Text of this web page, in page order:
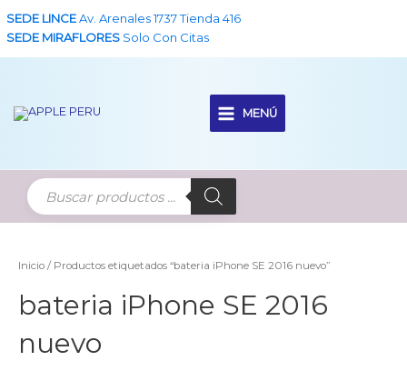
SEDE LINCEAv. Arenales 1737 Tienda 416
SEDE MIRAFLORES Solo Con Citas
Main
MENÚ
Inicio / Productos etiquetados “bateria iPhone SE 2016 nuevo”
bateria iPhone SE 2016
nuevo